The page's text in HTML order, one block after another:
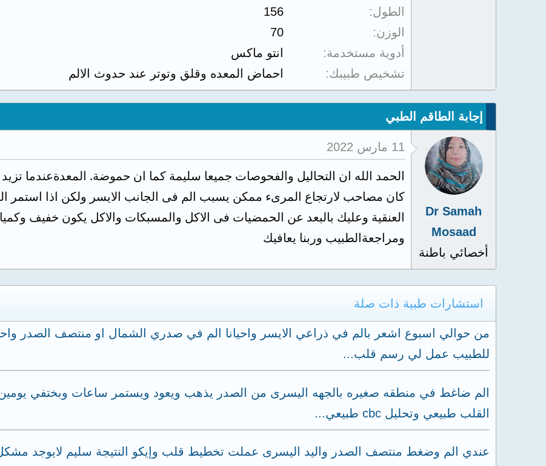
الطول
156
الوزن
70
أدوية مستخدمة
انتو ماكس
تشخيص طبيبك
احماض المعده وقلق وتوتر عند حدوث الالم
إجابة الطاقم الطبي
Dr Samah
Mosaad
أخصائي باطنة
11 مارس 2022
الحمد الله ان التحاليل والفحوصات جميعا سليمة كما ان حموضة. المعدةعندما
كان مصاحب لارتجاع المرىء ممكن يسبب الم فى الجانب الايسر ولكن اذا استمر
العنقية وعليك بالبعد عن الحمضيات فى الاكل والمسبكات والاكل يكون خفيف
ومراجعةالطبيب وربنا يعافيك
استشارات طبية ذات صلة
من حوالي اسبوع اشعر بالم في ذراعي الايسر واحيانا الم في صدري الشمال او منتصف الصدر
للطبيب عمل لي رسم قلب...
الم ضاغط في منطقه صغيره بالجهه اليسرى من الصدر يذهب ويعود ويستمر ساعات وبختفي يومين
القلب طبيعي وتحليل cbc طبيعي...
عندي الم وضغط منتصف الصدر واليد اليسرى عملت تخطيط قلب وإيكو النتيجة سليم لايوجد مشكل